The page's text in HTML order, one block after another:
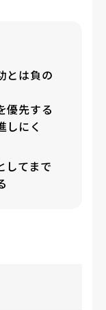
とは負の
優先する
しにく
してまで